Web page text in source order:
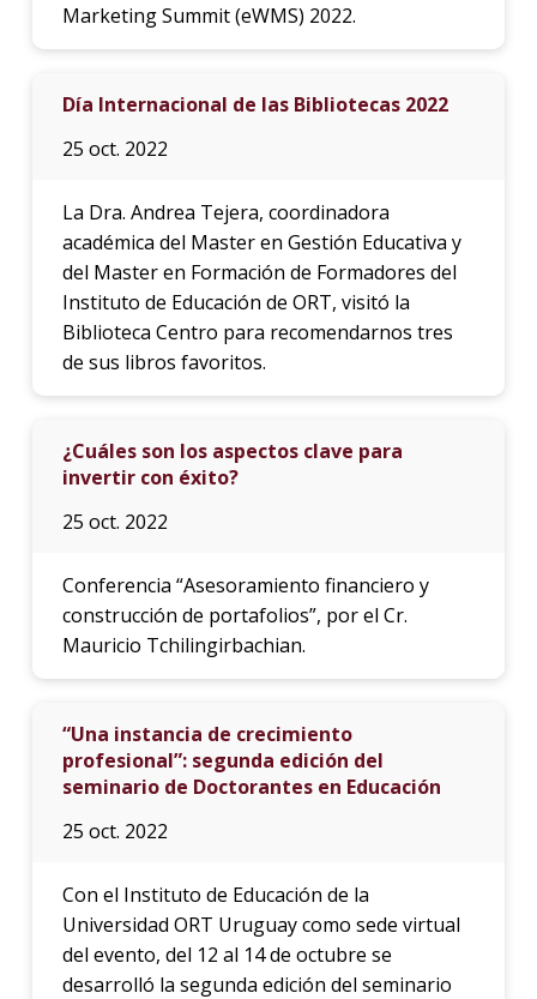
Marketing Summit (eWMS) 2022.
Día Internacional de las Bibliotecas 2022
25 oct. 2022
La Dra. Andrea Tejera, coordinadora
académica del Master en Gestión Educativa y
del Master en Formación de Formadores del
Instituto de Educación de ORT, visitó la
Biblioteca Centro para recomendarnos tres
de sus libros favoritos.
¿Cuáles son los aspectos clave para
invertir con éxito?
25 oct. 2022
Conferencia “Asesoramiento financiero y
construcción de portafolios”, por el Cr.
Mauricio Tchilingirbachian.
“Una instancia de crecimiento
profesional”: segunda edición del
seminario de Doctorantes en Educación
25 oct. 2022
Con el Instituto de Educación de la
Universidad ORT Uruguay como sede virtual
del evento, del 12 al 14 de octubre se
desarrolló la segunda edición del seminario